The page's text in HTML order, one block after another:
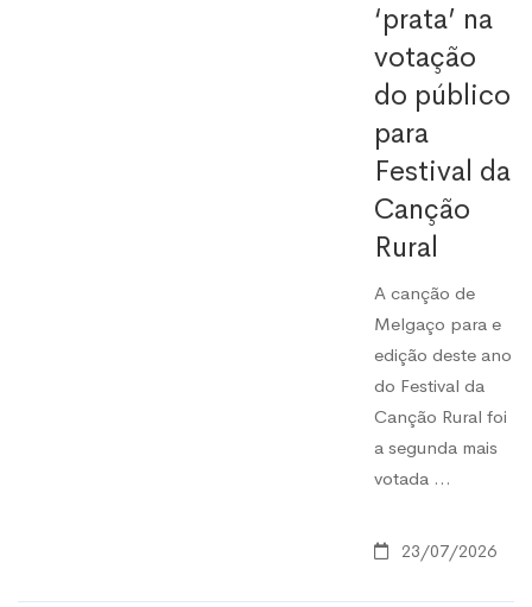
‘prata’ na
votação
do público
para
Festival da
Canção
Rural
A canção de
Melgaço para e
edição deste ano
do Festival da
Canção Rural foi
a segunda mais
votada …
23/07/2026